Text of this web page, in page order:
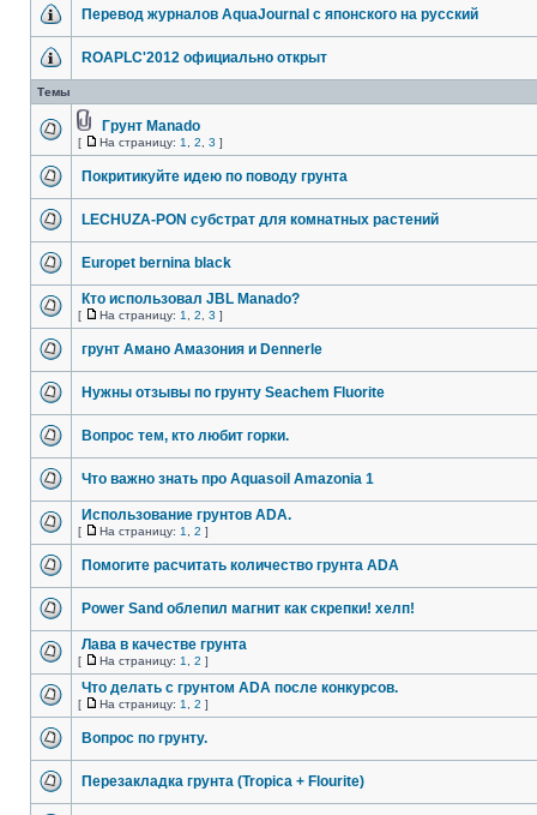
Перевод журналов AquaJournal с японского на русский
ROAPLC'2012 официально открыт
Темы
Грунт Manado
[ На страницу: 1 2 3 ]
Покритикуйте идею по поводу грунта
LECHUZA-PON субстрат для комнатных растений
Europet bernina black
Кто использовал JBL Manado?
[ На страницу: 1 2 3 ]
грунт Амано Амазония и Dennerle
Нужны отзывы по грунту Seachem Fluorite
Вопрос тем, кто любит горки.
Что важно знать про Aquasoil Amazonia 1
Использование грунтов ADA.
[ На страницу: 1 2 ]
Помогите расчитать количество грунта ADA
Power Sand облепил магнит как скрепки! хелп!
Лава в качестве грунта
[ На страницу: 1 2 ]
Что делать с грунтом ADA после конкурсов.
[ На страницу: 1 2 ]
Вопрос по грунту.
Перезакладка грунта (Tropica + Flourite)